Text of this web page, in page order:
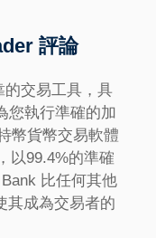
評論
的交易工具，具
您執行準確的加
幣貨幣交易軟體
以99.4%的準確
比任何其他
其成為交易者的